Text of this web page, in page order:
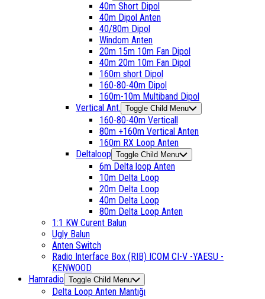
40m Short Dipol
40m Dipol Anten
40/80m Dipol
Windom Anten
20m 15m 10m Fan Dipol
40m 20m 10m Fan Dipol
160m short Dipol
160-80-40m Dipol
160m-10m Multiband Dipol
Vertical Ant. Toggle Child Menu
160-80-40m Verticall
80m +160m Vertical Anten
160m RX Loop Anten
Deltaloop Toggle Child Menu
6m Delta loop Anten
10m Delta Loop
20m Delta Loop
40m Delta Loop
80m Delta Loop Anten
1:1 KW Curent Balun
Ugly Balun
Anten Switch
Radio Interface Box (RIB) ICOM CI-V -YAESU -
KENWOOD
Hamradio Toggle Child Menu
Delta Loop Anten Mantığı